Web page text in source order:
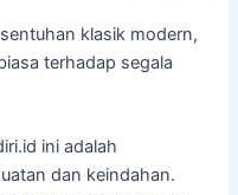
klasik modern,
terhadap segala
ini adalah
dan keindahan.